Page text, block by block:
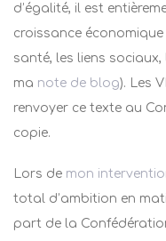
d’égalité, il est
croissance
santé, les liens
ma note de blog). Les
renvoyer ce texte au
copie.
Lors de mon
total d’ambition en
part de la